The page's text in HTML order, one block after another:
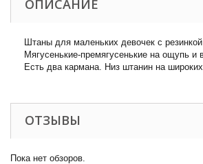
ОПИСАНИЕ
Штаны для маленьких девочек с резинкой
Мягусенькие-премягусенькие на ощупь и
Есть два кармана. Низ штанин на
ОТЗЫВЫ
Пока нет обзоров.